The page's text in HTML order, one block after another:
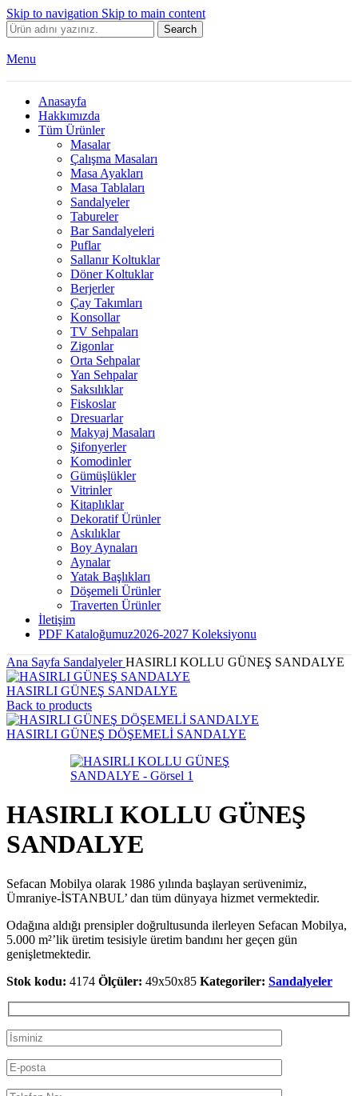
Skip to navigation Skip to main content
Search
Menu
Anasayfa
Hakkımızda
Tüm Ürünler
Masalar
Çalışma Masaları
Masa Ayakları
Masa Tablaları
Sandalyeler
Tabureler
Bar Sandalyeleri
Puflar
Sallanır Koltuklar
Döner Koltuklar
Berjerler
Çay Takımları
Konsollar
TV Sehpaları
Zigonlar
Orta Sehpalar
Yan Sehpalar
Saksılıklar
Fiskoslar
Dresuarlar
Makyaj Masaları
Şifonyerler
Komodinler
Gümüşlükler
Vitrinler
Kitaplıklar
Dekoratif Ürünler
Askılıklar
Boy Aynaları
Aynalar
Yatak Başlıkları
Döşemeli Ürünler
Traverten Ürünler
İletişim
PDF Kataloğumuz2026-2027 Koleksiyonu
Ana Sayfa SandalyelerHASIRLI KOLLU GÜNEŞ SANDALYE
HASIRLI GÜNEŞ SANDALYE
Back to products
HASIRLI GÜNEŞ DÖŞEMELİ SANDALYE
HASIRLI KOLLU GÜNEŞ
SANDALYE
Sefacan Mobilya olarak 1986 yılında başlayan serüvenimiz,
Ümraniye-İSTANBUL’ dan tüm dünyaya hizmet vermektedir.
Odağına aldığı prensipler doğrultusunda ilerleyen Sefacan Mobilya,
5.000 m²’lik üretim tesisiyle üretim bandını her geçen gün
genişletmektedir.
Stok kodu: 4174 Ölçüler: 49x50x85 Kategoriler: Sandalyeler